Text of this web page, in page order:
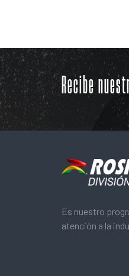
Recibe
Es nuestro
atención a la